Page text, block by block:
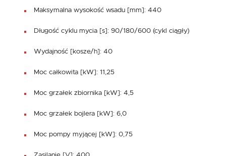
Maksymalna wysokość wsadu [mm]: 440
Długość cyklu mycia [s]: 90/180/600 (cykl ciągły)
Wydajność [kosze/h]: 40
Moc całkowita [kW]: 11,25
Moc grzałek zbiornika [kW]: 4,5
Moc grzałek bojlera [kW]: 6,0
Moc pompy myjącej [kW]: 0,75